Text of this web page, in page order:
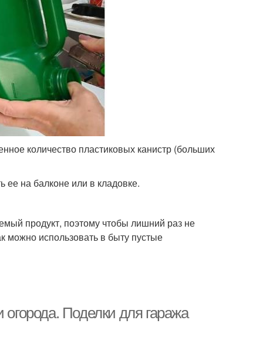
количество пластиковых канистр (больших
ее на балконе или в кладовке.
продукт, поэтому чтобы лишний раз не
можно использовать в быту пустые
Поделки для гаража